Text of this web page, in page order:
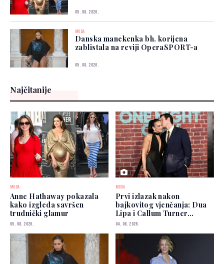
05. 08. 2026.
MODA
Danska manekenka bh. korijena
zablistala na reviji OperaSPORT-a
05. 08. 2026.
Najčitanije
MODA
Anne Hathaway pokazala
kako izgleda savršen
trudnički glamur
05. 08. 2026.
MODA
Prvi izlazak nakon
bajkovitog vjenčanja: Dua
Lipa i Callum Turner
zablistali u New Yorku
04. 08. 2026.